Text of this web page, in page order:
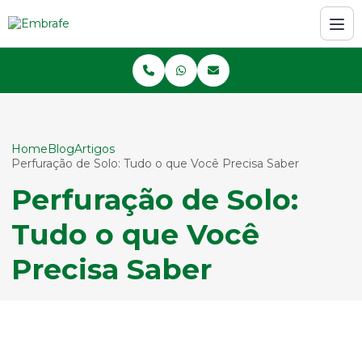
HomeBlogArtigos
Perfuração de Solo: Tudo o que Você Precisa Saber
Perfuração de Solo:
Tudo o que Você
Precisa Saber